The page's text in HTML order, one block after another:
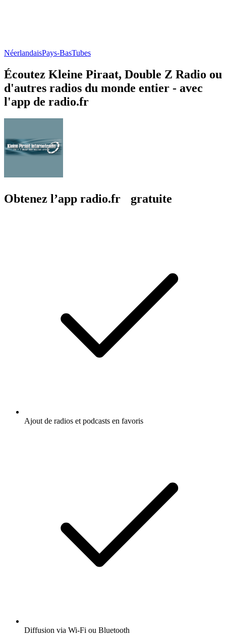
NéerlandaisPays-BasTubes
Écoutez Kleine Piraat, Double Z Radio ou
d'autres radios du monde entier - avec
l'app de radio.fr
Obtenez l’app radio.fr gratuite
Ajout de radios et podcasts en favoris
Diffusion via Wi-Fi ou Bluetooth